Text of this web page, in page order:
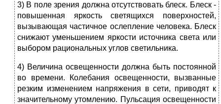
3) В поле зрения должна отсутствовать блеск. Блеск -
повышенная яркость светящихся поверхностей,
вызывающая частичное ослепление человека. Блеск
снижают уменьшением яркости источника света или
выбором рациональных углов светильника.
4) Величина освещенности должна быть постоянной
во времени. Колебания освещенности, вызванные
резким изменением напряжения в сети, приводят к
значительному утомлению. Пульсация освещенности